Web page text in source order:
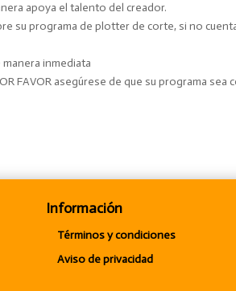
apoya el talento del creador.
su programa de plotter de corte, si no
inmediata
FAVOR asegúrese de que su programa sea
Información
Términos y condiciones
Aviso de privacidad